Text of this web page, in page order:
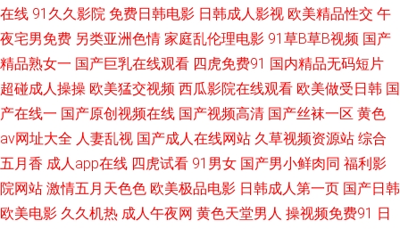
污黄 福利微拍在线导航 精品国产9199 日韩A级电影 91传谋免费 超碰99人人
乐 黄色免费链接 欧美不卡交配视频 午夜福利9 91中文国产视频 国产福利网
站 久草精品国产系列 日韩一级精品 69av视频播放 www瑟瑟 国产一页 欧美
国产国产 男人天堂网AV 三级片小说五月天 中文字幕黄色 97久草超碰 麻豆快
在线 91久久影院 免费日韩电影 日韩成人影视 欧美精品性交 午
夜宅男免费 另类亚洲色情 家庭乱伦理电影 91草B草B视频 国产
精品熟女一 国产巨乳在线观看 四虎免费91 国内精品无码短片
超碰成人操操 欧美猛交视频 西瓜影院在线观看 欧美做受日韩 国
产在线一 国产原创视频在线 国产视频高清 国产丝袜一区 黄色
av网址大全 人妻乱视 国产成人在线网站 久草视频资源站 综合
五月香 成人app在线 四虎试看 91男女 国产男小鲜肉同 福利影
院网站 激情五月天色色 欧美极品电影 日韩成人第一页 国产日韩
欧美电影 久久机热 成人午夜网 黄色天堂男人 操视频免费91 日